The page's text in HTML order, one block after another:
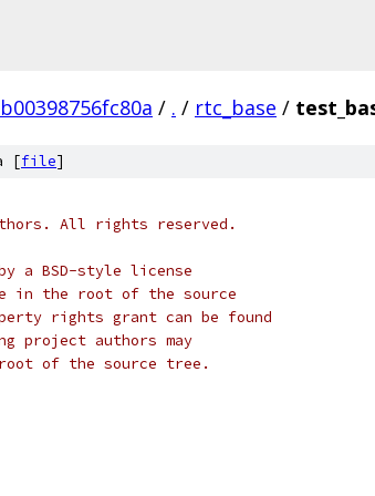
/ . / rtc_base /
[file]
All rights reserved.
a BSD-style license
in the root of the source
rights grant can be found
project authors may
of the source tree.